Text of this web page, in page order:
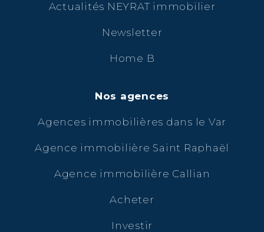
Actualités NEYRAT immobilier
Newsletter
Home B
Nos agences
Agences immobilières dans le Var
Agence immobilière Saint Raphaël
Agence immobilière Callian
Acheter
Investir